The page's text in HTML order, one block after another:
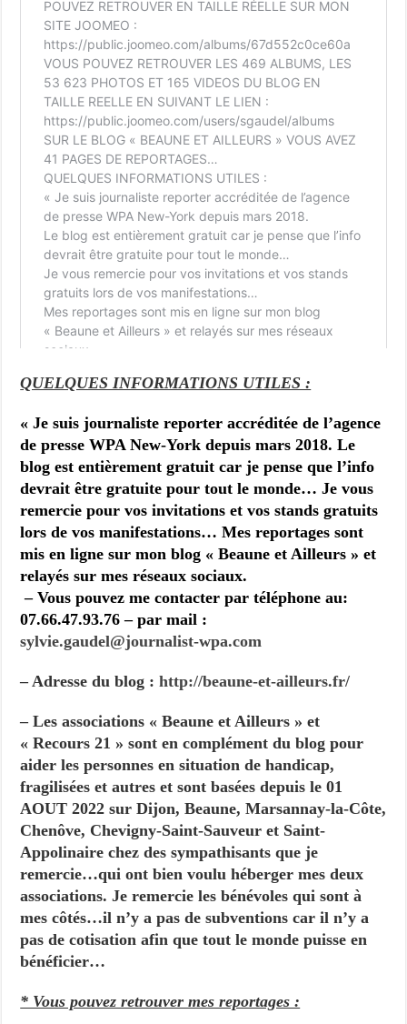
QUELQUES INFORMATIONS UTILES :
« Je suis journaliste reporter accréditée de l’agence
de presse WPA New-York depuis mars 2018.Le
blog est entièrement gratuit car je pense que l’info
devrait être gratuite pour tout le monde…Je vous
remercie pour vos invitations et vos stands gratuits
lors de vos manifestations…Mes reportages sont
mis en ligne sur mon blog « Beaune et Ailleurs » et
relayés sur mes réseaux sociaux.
– Vous pouvez me contacter par téléphone au:
07.66.47.93.76 – par mail :
sylvie.gaudel@journalist-wpa.com
– Adresse du blog :http://beaune-et-ailleurs.fr/
– Les associations « Beaune et Ailleurs » et
« Recours 21 » sont en complément du blog pour
aider les personnes en situation de handicap,
fragilisées et autres et sont basées depuis le 01
AOUT 2022 sur Dijon, Beaune, Marsannay-la-Côte,
Chenôve, Chevigny-Saint-Sauveur et Saint-
Appolinaire chez des sympathisants que je
remercie…qui ont bien voulu héberger mes deux
associations. Je remercie les bénévoles qui sont à
mes côtés…il n’y a pas de subventions car il n’y a
pas de cotisation afin que tout le monde puisse en
bénéficier…
* Vous pouvez retrouver mes reportages :